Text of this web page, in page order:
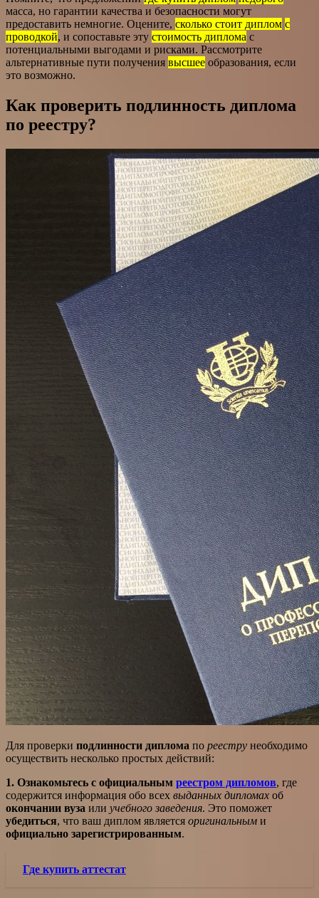
масса, но гарантии качества и безопасности могут
предоставить немногие. Оцените, сколько стоит диплом с
проводкой, и сопоставьте эту стоимость диплома с
потенциальными выгодами и рисками. Рассмотрите
альтернативные пути получения высшее образования, если
это возможно.
Как проверить подлинность диплома
по реестру?
Для проверки подлинности диплома по реестру необходимо
осуществить несколько простых действий:
1. Ознакомьтесь с официальным реестром дипломов, где
содержится информация обо всех выданных дипломах об
окончании вуза или учебного заведения. Это поможет
убедиться, что ваш диплом является оригинальным и
официально зарегистрированным.
Где купить аттестат